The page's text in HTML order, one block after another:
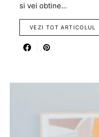
si vei obtine…
VEZI TOT ARTICOLUL